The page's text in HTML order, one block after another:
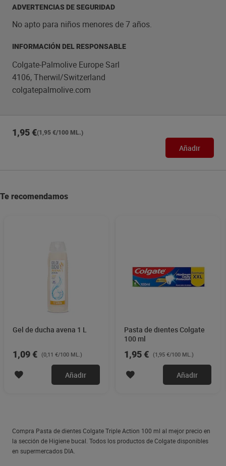
ADVERTENCIAS DE SEGURIDAD
No apto para niños menores de 7 años.
INFORMACIÓN DEL RESPONSABLE
Colgate-Palmolive Europe Sarl
4106, Therwil/Switzerland
colgatepalmolive.com
1,95 €(1,95 €/100 ML.)
Añadir
Te recomendamos
Gel de ducha avena 1 L
1,09 € (0,11 €/100 ML.)
Añadir
Pasta de dientes Colgate
100 ml
1,95 € (1,95 €/100 ML.)
Añadir
Compra Pasta de dientes Colgate Triple Action 100 ml al mejor precio en
la sección de Higiene bucal. Todos los productos de Colgate disponibles
en supermercados DIA.